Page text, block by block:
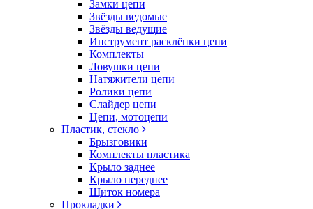
Замки цепи
Звёзды ведомые
Звёзды ведущие
Инструмент расклёпки цепи
Комплекты
Ловушки цепи
Натяжители цепи
Ролики цепи
Слайдер цепи
Цепи, мотоцепи
Пластик, стекло
Брызговики
Комплекты пластика
Крыло заднее
Крыло переднее
Щиток номера
Прокладки